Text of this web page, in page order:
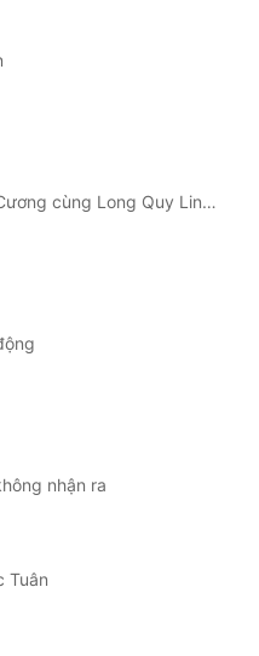
cùng Long Quy Linh Giáp
nhận ra
Tuân